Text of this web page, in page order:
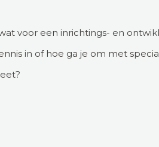
voor een inrichtings- en
in of hoe ga je om met